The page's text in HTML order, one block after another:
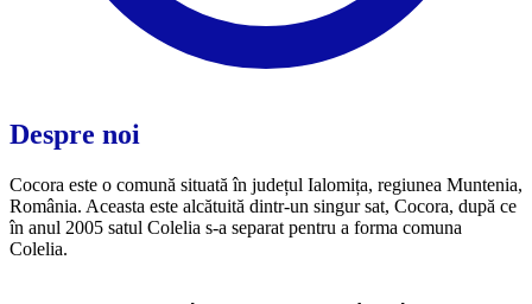
Despre noi
Cocora este o comună situată în județul Ialomița, regiunea Muntenia,
România. Aceasta este alcătuită dintr-un singur sat, Cocora, după ce
în anul 2005 satul Colelia s-a separat pentru a forma comuna
Colelia.